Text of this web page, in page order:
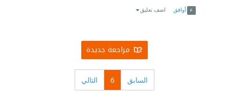
أوافق اضف تعليق
مراجعة جديدة
السابق 6 التالي